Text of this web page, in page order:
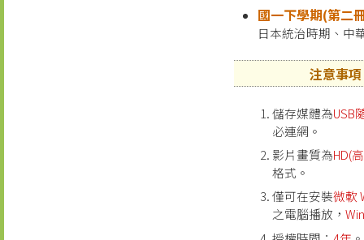
國一下學期(第二
日本統治時期、中
注意事項
儲存媒體為USB
必連網。
影片畫質為HD(
格式。
僅可在安裝微軟
之電腦播放，